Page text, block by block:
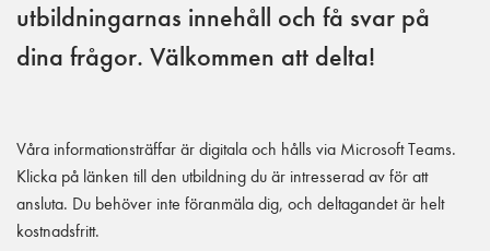
utbildningarnas innehåll och få svar på
dina frågor. Välkommen att delta!
Våra informationsträffar är digitala och hålls via Microsoft Teams.
Klicka på länken till den utbildning du är intresserad av för att
ansluta. Du behöver inte föranmäla dig, och deltagandet är helt
kostnadsfritt.